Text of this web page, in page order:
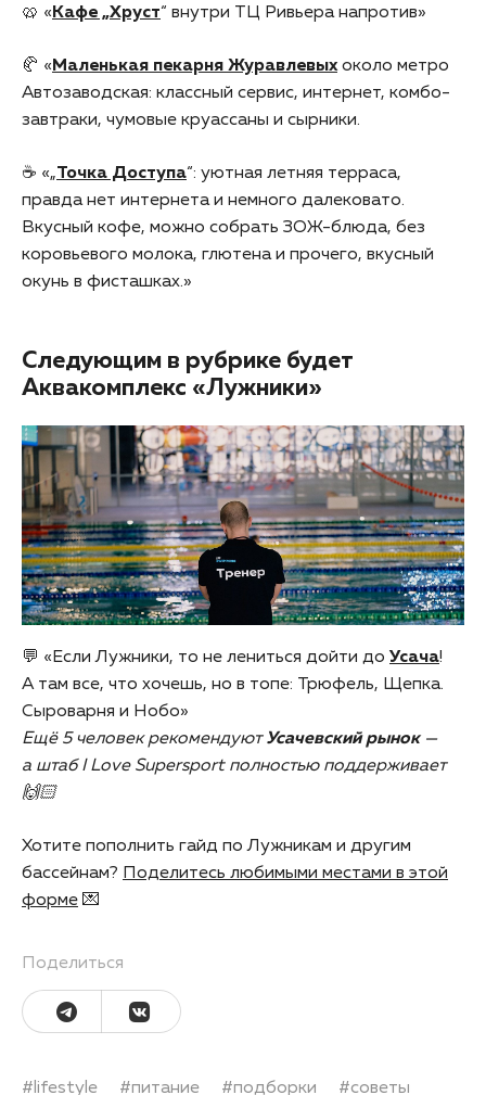
🥨 « Кафе „Хруст“ внутри ТЦ Ривьера напротив»
🥐 « Маленькая пекарня Журавлевыхоколо метро
Автозаводская: классный сервис, интернет, комбо-
завтраки, чумовые круассаны и сырники.
☕️ «„Точка Доступа“: уютная летняя терраса,
правда нет интернета и немного далековато.
Вкусный кофе, можно собрать ЗОЖ-блюда, без
коровьевого молока, глютена и прочего, вкусный
окунь в фисташках.»
Следующим в рубрике будет
Аквакомплекс «Лужники»
💬 «Если Лужники, то не лениться дойти до Усача!
А там все, что хочешь, но в топе: Трюфель, Щепка.
Сыроварня и Нобо»
Ещё 5 человек рекомендуютУсачевский рынок—
а штаб I Love Supersport полностью поддерживает
🙌🏻
Хотите пополнить гайд по Лужникам и другим
бассейнам? Поделитесь любимыми местами в этой
форме 💌
Поделиться
# lifestyle #питание #подборки #советы